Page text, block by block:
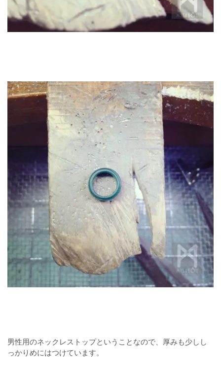
男性用のネックレストップということなので、厚みも少しし
っかりめにはつけています。